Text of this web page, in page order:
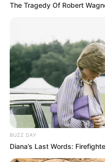
Princess Megonondo adalah
mulai dikenal publik sejak
2019.
The Tragedy Of Robert
BUZZ DAY
Diana’s Last Words: